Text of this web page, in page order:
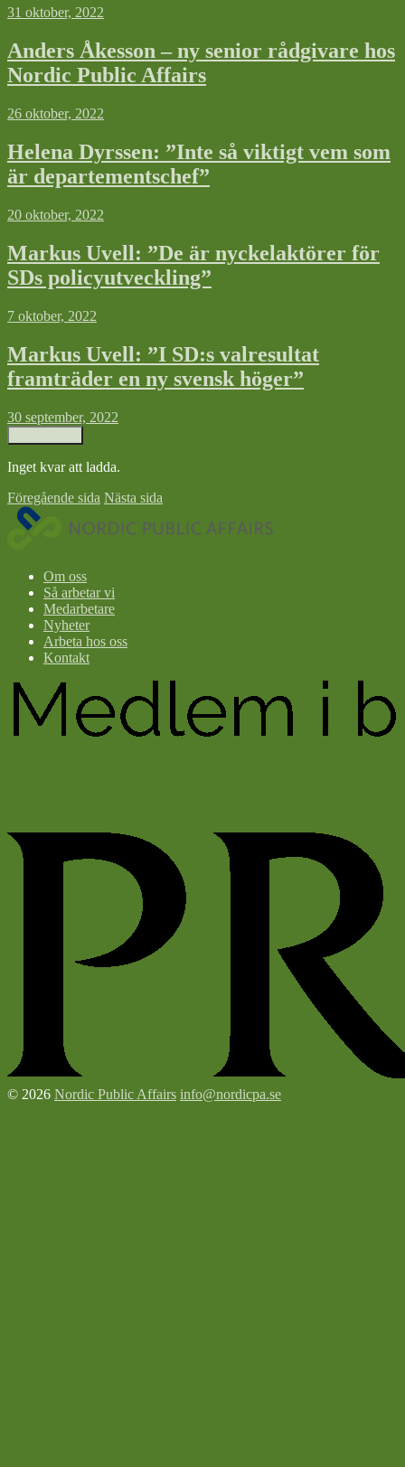
31 oktober, 2022
Anders Åkesson – ny senior rådgivare hos
Nordic Public Affairs
26 oktober, 2022
Helena Dyrssen: ”Inte så viktigt vem som
är departementschef”
20 oktober, 2022
Markus Uvell: ”De är nyckelaktörer för
SDs policyutveckling”
7 oktober, 2022
Markus Uvell: ”I SD:s valresultat
framträder en ny svensk höger”
30 september, 2022
Inget kvar att ladda.
Föregående sida Nästa sida
Nordic
Public
Om oss
Så arbetar vi
Medarbetare
Nyheter
Arbeta hos oss
Kontakt
© 2026 Nordic Public Affairs info@nordicpa.se